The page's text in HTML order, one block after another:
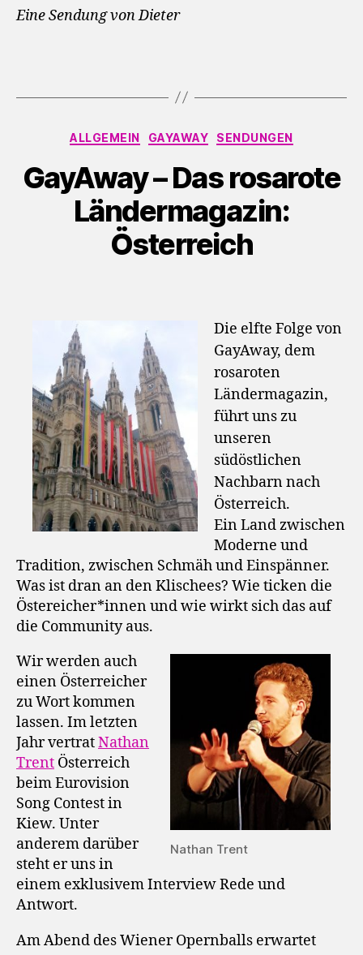
Eine Sendung von Dieter
Kategorien
ALLGEMEIN GAYAWAY SENDUNGEN
GayAway – Das rosarote
Länder­magazin:
Österreich
Die elfte Folge von
GayAway, dem
rosaroten
Ländermagazin,
führt uns zu
unseren
südöstlichen
Nachbarn nach
Österreich.
Ein Land zwischen
Moderne und
Tradition, zwischen Schmäh und Einspänner.
Was ist dran an den Klischees? Wie ticken die
Östereicher*innen und wie wirkt sich das auf
die Community aus.
Nathan Trent
Wir werden auch
einen Österreicher
zu Wort kommen
lassen. Im letzten
Jahr vertratNathan
Trent Österreich
beim Eurovision
Song Contest in
Kiew. Unter
anderem darüber
steht er uns in
einem exklusivem Interview Rede und
Antwort.
Am Abend des Wiener Opernballs erwartet